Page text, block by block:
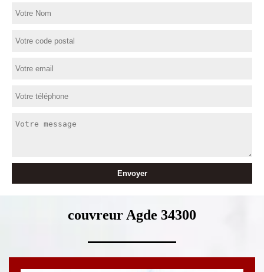
couvreur Agde 34300